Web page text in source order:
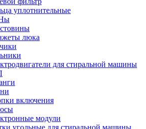
уплотнительные
люка
для стиральной машины
включения
модули
угольные для стиральной машины